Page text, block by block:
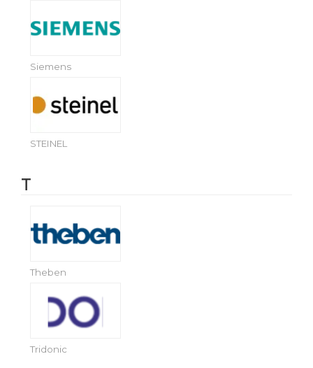
Siemens
STEINEL
T
Theben
Tridonic